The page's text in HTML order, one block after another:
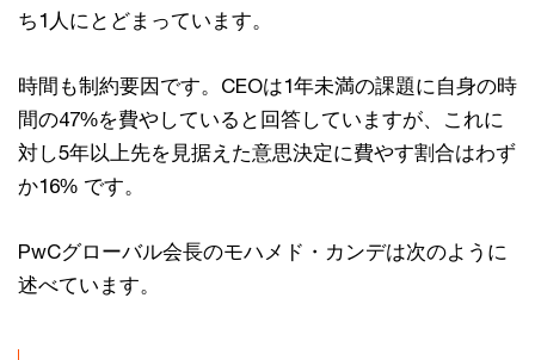
ち1人にとどまっています。
時間も制約要因です。CEOは1年未満の課題に自身の時
間の47%を費やしていると回答していますが、これに
対し5年以上先を見据えた意思決定に費やす割合はわず
か16% です。
PwCグローバル会長のモハメド・カンデは次のように
述べています。